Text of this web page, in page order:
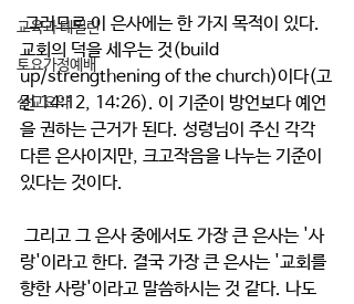
교육과 테필린
토요가정예배
설교요약
그러므로 이 은사에는 한 가지 목적이 있다.
교회의 덕을 세우는 것(build
up/strengthening of the church)이다(고
전 14:12, 14:26). 이 기준이 방언보다 예언
을 권하는 근거가 된다. 성령님이 주신 각각
다른 은사이지만, 크고작음을 나누는 기준이
있다는 것이다.
랑'이라고 한다. 결국 가장 큰 은사는 '교회를
향한 사랑'이라고 말씀하시는 것 같다. 나도